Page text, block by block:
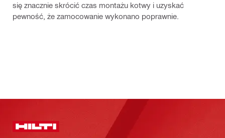
się znacznie skrócić czas montażu kotwy i uzyskać
pewność, że zamocowanie wykonano poprawnie.